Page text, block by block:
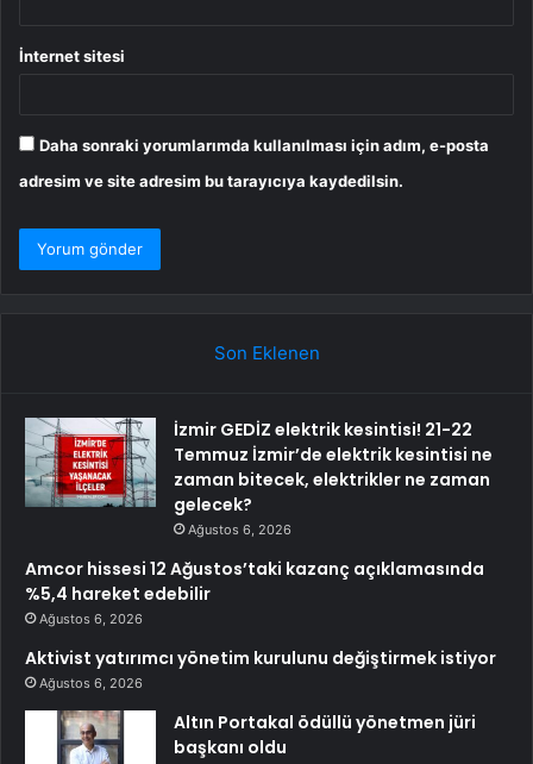
İnternet sitesi
Daha sonraki yorumlarımda kullanılması için adım, e-posta
adresim ve site adresim bu tarayıcıya kaydedilsin.
Son Eklenen
İzmir GEDİZ elektrik kesintisi! 21-22
Temmuz İzmir’de elektrik kesintisi ne
zaman bitecek, elektrikler ne zaman
gelecek?
Ağustos 6, 2026
Amcor hissesi 12 Ağustos’taki kazanç açıklamasında
%5,4 hareket edebilir
Ağustos 6, 2026
Aktivist yatırımcı yönetim kurulunu değiştirmek istiyor
Ağustos 6, 2026
Altın Portakal ödüllü yönetmen jüri
başkanı oldu